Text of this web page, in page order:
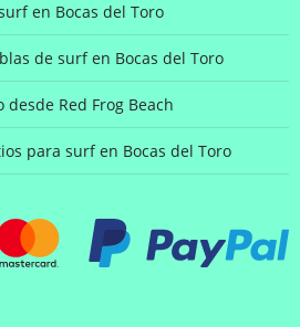
en Bocas del Toro
de surf en Bocas del Toro
Red Frog Beach
para surf en Bocas del Toro